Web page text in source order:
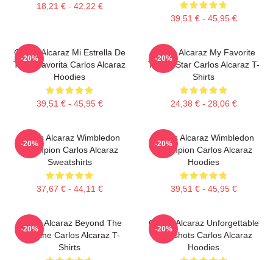
18,21 € - 42,22 €
39,51 € - 45,95 €
Carlos Alcaraz Mi Estrella De
Tenis Favorita Carlos Alcaraz
Hoodies
39,51 € - 45,95 €
-20%
Carlos Alcaraz My Favorite
Tennis Star Carlos Alcaraz T-
Shirts
24,38 € - 28,06 €
-20%
Carlos Alcaraz Wimbledon
Champion Carlos Alcaraz
Sweatshirts
37,67 € - 44,11 €
-20%
Carlos Alcaraz Wimbledon
Champion Carlos Alcaraz
Hoodies
39,51 € - 45,95 €
-20%
Carlos Alcaraz Beyond The
Baseline Carlos Alcaraz T-
Shirts
-20%
Carlos Alcaraz Unforgettable
Dropshots Carlos Alcaraz
Hoodies
-20%